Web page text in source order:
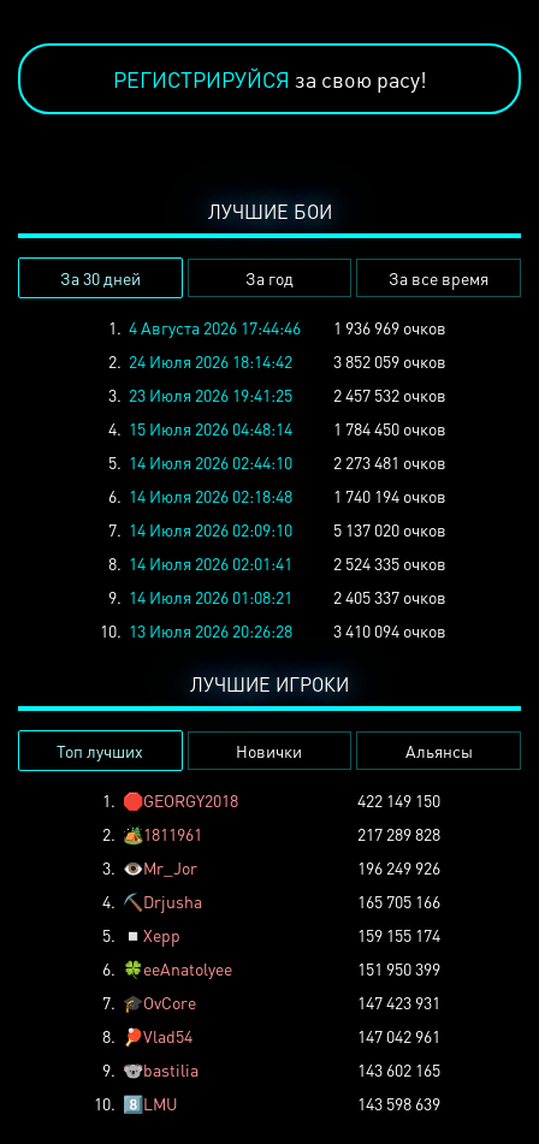
РЕГИСТРИРУЙСЯ за свою расу!
ЛУЧШИЕ БОИ
За 30 дней За год За все время
1. 4 Августа 2026 17:44:46
1 936 969 очков
2. 24 Июля 2026 18:14:42
3 852 059 очков
3. 23 Июля 2026 19:41:25
2 457 532 очков
4. 15 Июля 2026 04:48:14
1 784 450 очков
5. 14 Июля 2026 02:44:10
2 273 481 очков
6. 14 Июля 2026 02:18:48
1 740 194 очков
7. 14 Июля 2026 02:09:10
5 137 020 очков
8. 14 Июля 2026 02:01:41
2 524 335 очков
9. 14 Июля 2026 01:08:21
2 405 337 очков
10. 13 Июля 2026 20:26:28 3 410 094 очков
ЛУЧШИЕ ИГРОКИ
Топ лучших Новички Альянсы
1. 🛑GEORGY2018
422 149 150
2. 🏕️1811961
217 289 828
3. 👁️Mr_Jor
196 249 926
4. ⛏️ Drjusha
165 705 166
5.
◽ Xepp
159 155 174
6. 🍀eeAnatolyee
151 950 399
7. 🎓OvCore
147 423 931
8.
🏓Vlad54
147 042 961
9. 🐨bastilia
143 602 165
10. 8️⃣LMU 143 598 639